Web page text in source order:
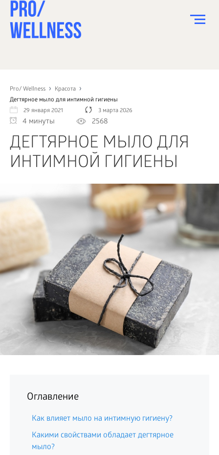
Pro/ Wellness
Красота
Дегтярное мыло для интимной гигиены
29 января 2021
3 марта 2026
4 минуты 2568
ДЕГТЯРНОЕ МЫЛО ДЛЯ
ИНТИМНОЙ ГИГИЕНЫ
Оглавление
Как влияет мыло на интимную гигиену?
Какими свойствами обладает дегтярное
мыло?
СПОРТ
ЗДОРОВЬЕ
КРАСОТА
ПСИХОЛОГИЯ
ДЕТИ
КАК?
БИЗНЕС